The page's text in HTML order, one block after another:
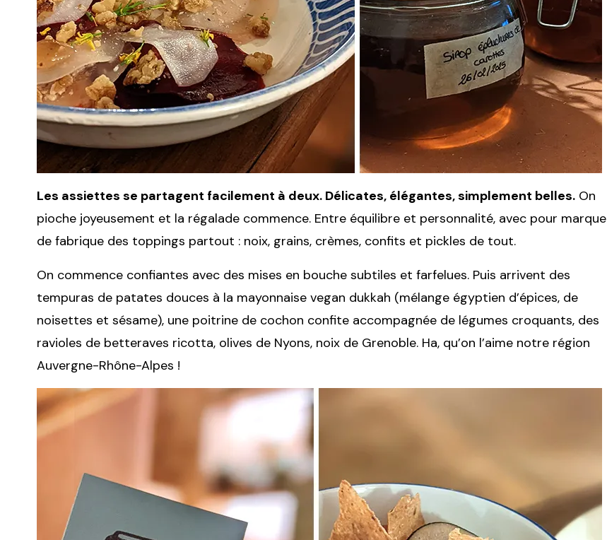
Les assiettes se partagent facilement à deux. Délicates, élégantes, simplement belles. On
pioche joyeusement et la régalade commence. Entre équilibre et personnalité, avec pour marque
de fabrique des toppings partout : noix, grains, crèmes, confits et pickles de tout.
On commence confiantes avec des mises en bouche subtiles et farfelues. Puis arrivent des
tempuras de patates douces à la mayonnaise vegan dukkah (mélange égyptien d’épices, de
noisettes et sésame), une poitrine de cochon confite accompagnée de légumes croquants, des
ravioles de betteraves ricotta, olives de Nyons, noix de Grenoble. Ha, qu’on l’aime notre région
Auvergne-Rhône-Alpes !